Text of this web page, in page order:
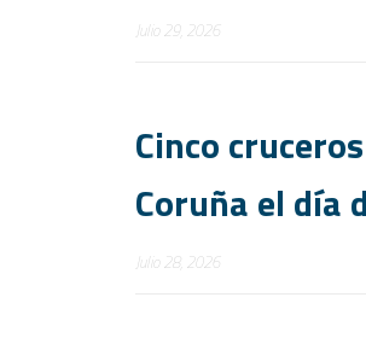
Julio 29, 2026
Cinco
Coruña el día
Julio 28, 2026